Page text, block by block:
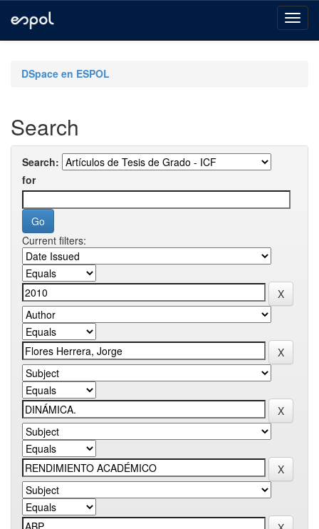
navigationDSpace en ESPOL
Search
Search:
for
Current filters: